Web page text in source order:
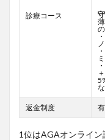
診療コース
返金制度 有
1位はAGAオンライン